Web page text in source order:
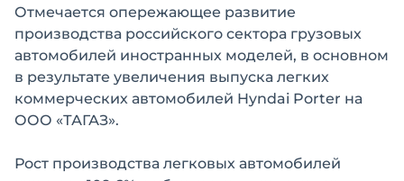
Отмечается опережающее развитие
производства российского сектора грузовых
автомобилей иностранных моделей, в основном
в результате увеличения выпуска легких
коммерческих автомобилей Hyndai Porter на
ООО «ТАГАЗ».
Рост производства легковых автомобилей